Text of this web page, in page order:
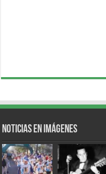
Noticias en Imágenes